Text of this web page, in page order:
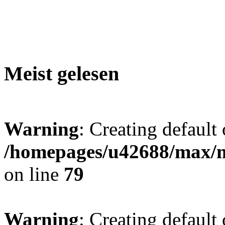
Meist gelesen
Warning: Creating
/homepages/u42688/
on line 79
Warning: Creating